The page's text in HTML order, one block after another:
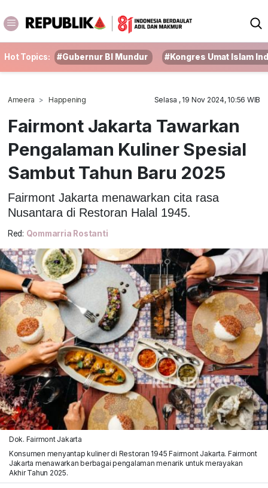
Hot Topics: #Gubernur BI Mundur #Kongres Umat Islam
Ameera Happening Selasa , 19 Nov 2024, 10:56 WIB
Fairmont Jakarta Tawarkan
Pengalaman Kuliner Spesial
Sambut Tahun Baru 2025
Fairmont Jakarta menawarkan cita rasa
Nusantara di Restoran Halal 1945.
Red: Qommarria Rostanti
Dok. Fairmont Jakarta
Konsumen menyantap kuliner di Restoran 1945 Fairmont Jakarta. Fairmont
Jakarta menawarkan berbagai pengalaman menarik untuk merayakan
Akhir Tahun 2025.